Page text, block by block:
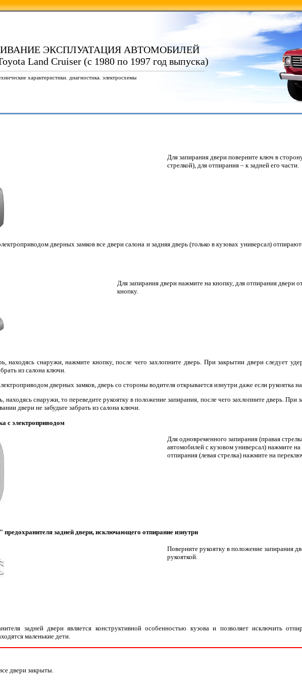
ЭКСПЛУАТАЦИЯ АВТОМОБИЛЕЙ
Land Cruiser (с 1980 по 1997 год выпуска)
характеристики. диагностика. электросхемы
Для запирания двери поверните ключ в
стрелкой), для отпирания – к задней его части.
дверных замков все двери салона и задняя дверь (только в кузовах универсал)
Для запирания двери нажмите на кнопку, для отпирания двери
кнопку.
находясь снаружи, нажмите кнопку, после чего захлопните дверь. При закрытии двери следует
из салона ключи.
дверных замков, дверь со стороны водителя открывается изнутри даже если рукоятка
находясь снаружи, то переведите рукоятку в положение запирания, после чего захлопните дверь.
двери не забудьте забрать из салона ключи.
с электроприводом
Для одновременного запирания (правая
автомобилей с кузовом универсал) нажмите
отпирания (левая стрелка) нажмите на
задней двери, исключающего отпирание изнутри
Поверните рукоятку в положение запирания
рукояткой.
задней двери является конструктивной особенностью кузова и позволяет исключить
маленькие дети.
двери закрыты.